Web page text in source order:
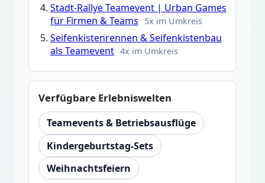
Stadt-Rallye Teamevent | Urban Games
für Firmen & Teams
5x im Umkreis
Seifenkistenrennen & Seifenkistenbau
als Teamevent 4x im Umkreis
Verfügbare Erlebniswelten
Teamevents & Betriebsausflüge
Kindergeburtstag-Sets
Weihnachtsfeiern